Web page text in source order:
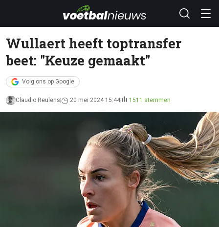
Wullaert heeft toptransfer
beet: "Keuze gemaakt"
Volg ons op Google
Claudio Reulens 20 mei 2024 15:44 1511 stemmen